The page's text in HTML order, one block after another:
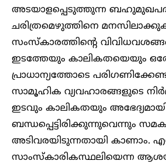
അടയാളപ്പെടുത്തുന്ന
ചരിത്രമെഴുത്തിനെ
സംസ്കാരത്തിന്റെ
ഇടത്തേയും കാലികതയെയും
പ്രാധാന്യത്തോടെ
സാമൂഹിക വ്യവഹാരങ്ങളുടെ
ഇടവും കാലികതയും
ബന്ധപ്പെട്ടിരിക്കുന്നുവെന്നും
അടിവരയിടുന്നതായി കാണാം.
സാംസ്കാരികസ്ഥലിയെന്ന